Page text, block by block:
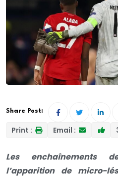
Share Post:
Print : Email :
Les enchaînements
l’apparition de micro-